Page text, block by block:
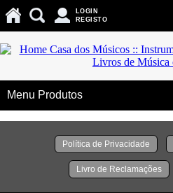
LOGIN
REGISTO
Menu Produtos
Política de Privacidade
Livro de Reclamações